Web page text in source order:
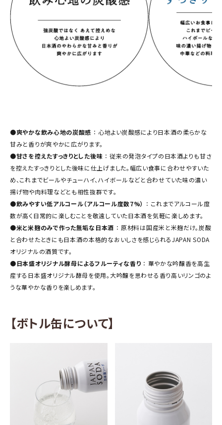
キーワードから探す
●爽やかな飲み心地の炭酸感 ： 心地よい炭酸感により日本酒の柔らかな
甘みと香りが爽やかに広がります。
●甘さを控えたすっきりとした後味 ： 従来の発泡タイプの日本酒よりも甘さ
を控えたすっきりとした後味に仕上げました。幅広い食事に合わせやすいた
め、これまでビールやチューハイ、ハイボールなどと合わせていた味の濃い
揚げ物や肉料理などとも相性抜群です。
●飲みやすい低アルコール（アルコール度数7%） ： これまでアルコール度
数が高く日常的に楽しむことを敬遠していた日本酒を気軽に楽しめます。
●米と米麹のみで作った無垢な日本酒 ： 原材料は国産米と米麹だけ。炭酸
と合わせたときにも日本酒の本格的なおいしさを感じられるJAPAN SODA
オリジナルの酒質です。
●日本盛オリジナル酵母によるフルーティな香り ： 華やかな吟醸香を高生
産する日本盛オリジナル酵母を使用。大吟醸を思わせる香り高いリンゴのよ
うな華やかな香りを楽しめます。
【ボトル缶について】